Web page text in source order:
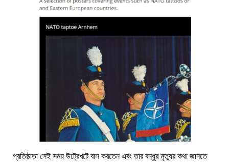
প্রতিষ্ঠাতা সেই সময় উট্রেখটে বাস করতেন এবং তার বন্ধুর মৃত্যুর কথা জানতে